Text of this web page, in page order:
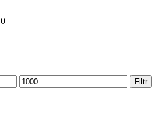
0
Filtr